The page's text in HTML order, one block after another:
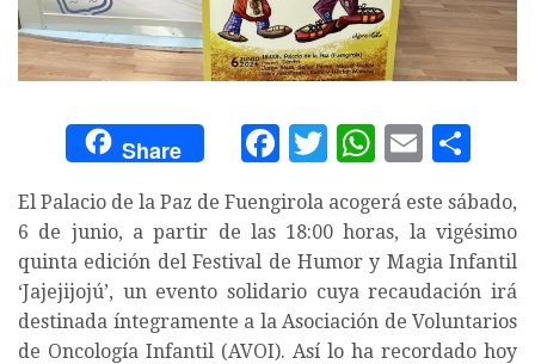
Share Facebook
TwitterEmail
El Palacio de la Paz de Fuengirola acogerá este sábado,
6 de junio, a partir de las 18:00 horas, la vigésimo
quinta edición del Festival de Humor y Magia Infantil
‘Jajejijojú’, un evento solidario cuya recaudación irá
destinada íntegramente a la Asociación de Voluntarios
de Oncología Infantil (AVOI). Así lo ha recordado hoy